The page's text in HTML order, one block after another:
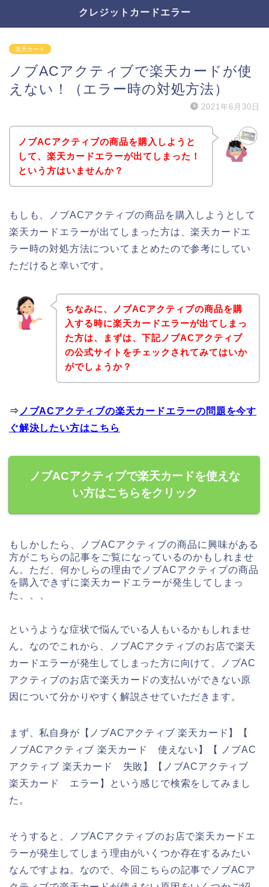
クレジットカードエラー
楽天カード
ノブACアクティブで楽天カードが使
えない！（エラー時の対処方法）
2021年6月30日
ノブACアクティブの商品を購入しようと
して、楽天カードエラーが出てしまった！
という方はいませんか？
もしも、ノブACアクティブの商品を購入しようとして
楽天カードエラーが出てしまった方は、楽天カードエ
ラー時の対処方法についてまとめたので参考にしてい
ただけると幸いです。
ちなみに、ノブACアクティブの商品を購
入する時に楽天カードエラーが出てしまっ
た方は、まずは、下記ノブACアクティブ
の公式サイトをチェックされてみてはいか
がでしょうか？
⇒ ノブACアクティブの楽天カードエラーの問題を今す
ぐ解決したい方はこちら
ノブACアクティブで楽天カードを使えな
い方はこちらをクリック
もしかしたら、ノブACアクティブの商品に興味がある
方がこちらの記事をご覧になっているのかもしれませ
ん。ただ、何かしらの理由でノブACアクティブの商品
を購入できずに楽天カードエラーが発生してしまっ
た、、、
というような症状で悩んでいる人もいるかもしれませ
ん。なのでこれから、ノブACアクティブのお店で楽天
カードエラーが発生してしまった方に向けて、ノブAC
アクティブのお店で楽天カードの支払いができない原
因について分かりやすく解説させていただきます。
まず、私自身が【ノブACアクティブ 楽天カード】【
ノブACアクティブ 楽天カード 使えない】【 ノブAC
アクティブ 楽天カード 失敗】【ノブACアクティブ
楽天カード エラー】という感じで検索をしてみまし
た。
そうすると、ノブACアクティブのお店で楽天カードエ
ラーが発生してしまう理由がいくつか存在するみたい
なんですよね。なので、今回こちらの記事でノブACア